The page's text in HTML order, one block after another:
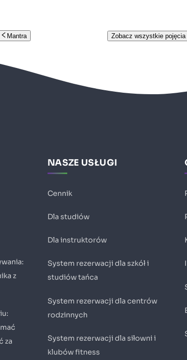
Mantra Zobacz wszystkie pojęcia
z
za
NASZE USŁUGI
Cennik
Dla studiów
Dla instruktorów
System rezerwacji dla szkół i
studiów tańca
System rezerwacji dla centrów
rodzinnych
System rezerwacji dla siłowni i
klubów fitness